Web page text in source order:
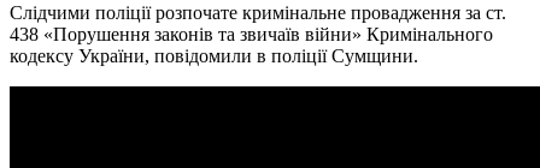
Слідчими поліції розпочате кримінальне провадження за ст.
438 «Порушення законів та звичаїв війни» Кримінального
кодексу України, повідомили в поліції Сумщини.